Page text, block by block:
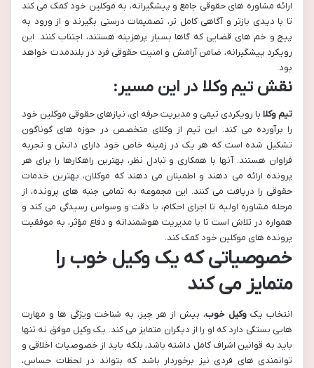
ارائه مشاوره های حقوقی جامع و پیشگیرانه، به موکلین خود کمک می کند
تا با دیدی بازتر و آگاهی کامل تر، تصمیمات درستی بگیرند و از ورود به
پیچ و خم های قضایی که گاها بسیار پرهزینه هستند، اجتناب کنند. این
رویکرد پیشگیرانه، ضامن آرامش و امنیت حقوقی فرد در بلندمدت خواهد
بود.
نقش تیم وکلا در این مسیر:
تیم وکلا با رویکردی تیمی و مدیریت حرفه ای، نیازهای حقوقی موکلین خود
را برآورده می کند. این تیم از وکلای متخصص در حوزه های گوناگون
تشکیل شده است که هر یک در زمینه خاص خود دارای دانش و تجربه
فراوان هستند. آنها با همکاری و تبادل نظر، بهترین راهکارها را برای هر
پرونده ارائه می دهند و اطمینان می دهند که موکلان، بهترین خدمات
حقوقی را دریافت می کنند. این مجموعه به تمامی جنبه های پرونده، از
مرحله مشاوره اولیه تا اجرای احکام، با دقت و وسواس رسیدگی می کند و
همواره در تلاش است تا با مدیریت هوشمندانه و دفاع مؤثر، به موفقیت
پرونده های موکلین خود کمک کند.
خصوصیاتی که یکوکیل خوب را
متمایز می کند
انتخاب یک وکیل خوب، بیش از هر چیز، به شناخت ویژگی ها و مهارت
هایی بستگی دارد که او را از دیگران متمایز می کند. یک وکیل موفق نه تنها
باید به قوانین اشراف کامل داشته باشد، بلکه باید از خصوصیات اخلاقی و
توانمندی های فردی نیز برخوردار باشد که بتواند در لحظات حساس،